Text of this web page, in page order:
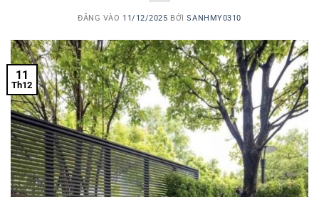
ĐĂNG VÀO 11/12/2025 BỞISANHMY0310
11
Th12